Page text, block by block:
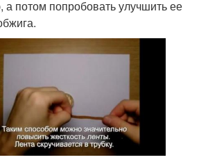
а потом попробовать улучшить ее